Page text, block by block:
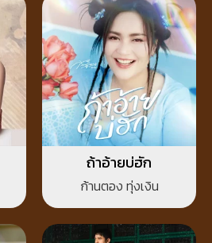
ถ้าอ้ายบ่ฮัก
ก้านตอง ทุ่งเงิน